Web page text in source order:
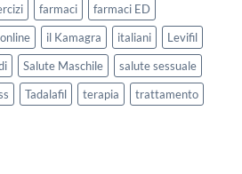
farmaci
farmaci ED
il Kamagra italiani
Levifil
Salute Maschile
salute sessuale
Tadalafil terapia
trattamento